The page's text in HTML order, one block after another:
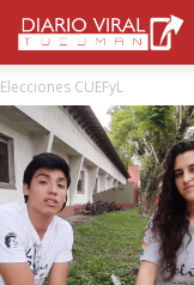
Elecciones CUEFyL